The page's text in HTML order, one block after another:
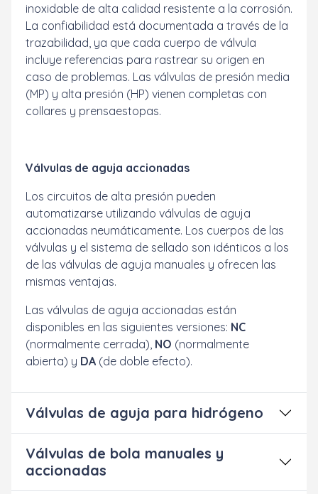
inoxidable de alta calidad resistente a la corrosión.
La confiabilidad está documentada a través de la
trazabilidad, ya que cada cuerpo de válvula
incluye referencias para rastrear su origen en
caso de problemas. Las válvulas de presión media
(MP) y alta presión (HP) vienen completas con
collares y prensaestopas.
Válvulas de aguja accionadas
Los circuitos de alta presión pueden
automatizarse utilizando válvulas de aguja
accionadas neumáticamente. Los cuerpos de las
válvulas y el sistema de sellado son idénticos a los
de las válvulas de aguja manuales y ofrecen las
mismas ventajas.
Las válvulas de aguja accionadas están
disponibles en las siguientes versiones: NC
(normalmente cerrada), NO (normalmente
abierta) y DA (de doble efecto).
Válvulas de aguja para hidrógeno
Válvulas de bola manuales y
accionadas